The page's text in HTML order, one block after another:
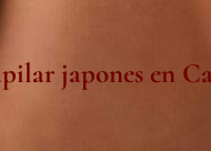
japones en